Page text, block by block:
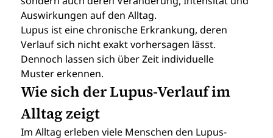
Auswirkungen auf den Alltag.
Lupus ist eine chronische Erkrankung, deren
Verlauf sich nicht exakt vorhersagen lässt.
Dennoch lassen sich über Zeit individuelle
Muster erkennen.
Wie sich der Lupus-Verlauf im
Alltag zeigt
Im Alltag erleben viele Menschen den Lupus-